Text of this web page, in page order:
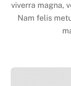
viverra magna,
Nam felis